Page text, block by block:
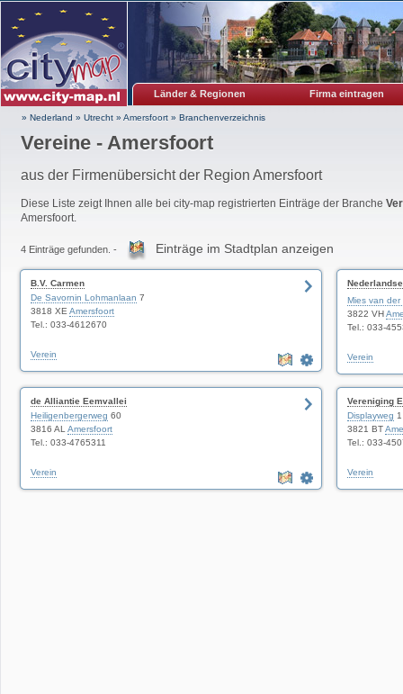
Länder & Regionen Firma eintragen
» Nederland » Utrecht » Amersfoort » Branchenverzeichnis
Vereine - Amersfoort
aus der Firmenübersicht der Region Amersfoort
Diese Liste zeigt Ihnen alle bei city-map registrierten Einträge der Branche
Amersfoort.
4 Einträge gefunden. - Einträge im Stadtplan anzeigen
B.V. Carmen
De Savornin Lohmanlaan 7
3818 XE Amersfoort
Tel.: 033-4612670
Verein
Secr
Mies van der
3822 VH
Tel.: 033-
Verein
de Alliantie Eemvallei
Heiligenbergerweg 60
3816 AL Amersfoort
Tel.: 033-4765311
Verein
Vereniging
Displayweg 1
3821 BT
Tel.: 033-
Verein